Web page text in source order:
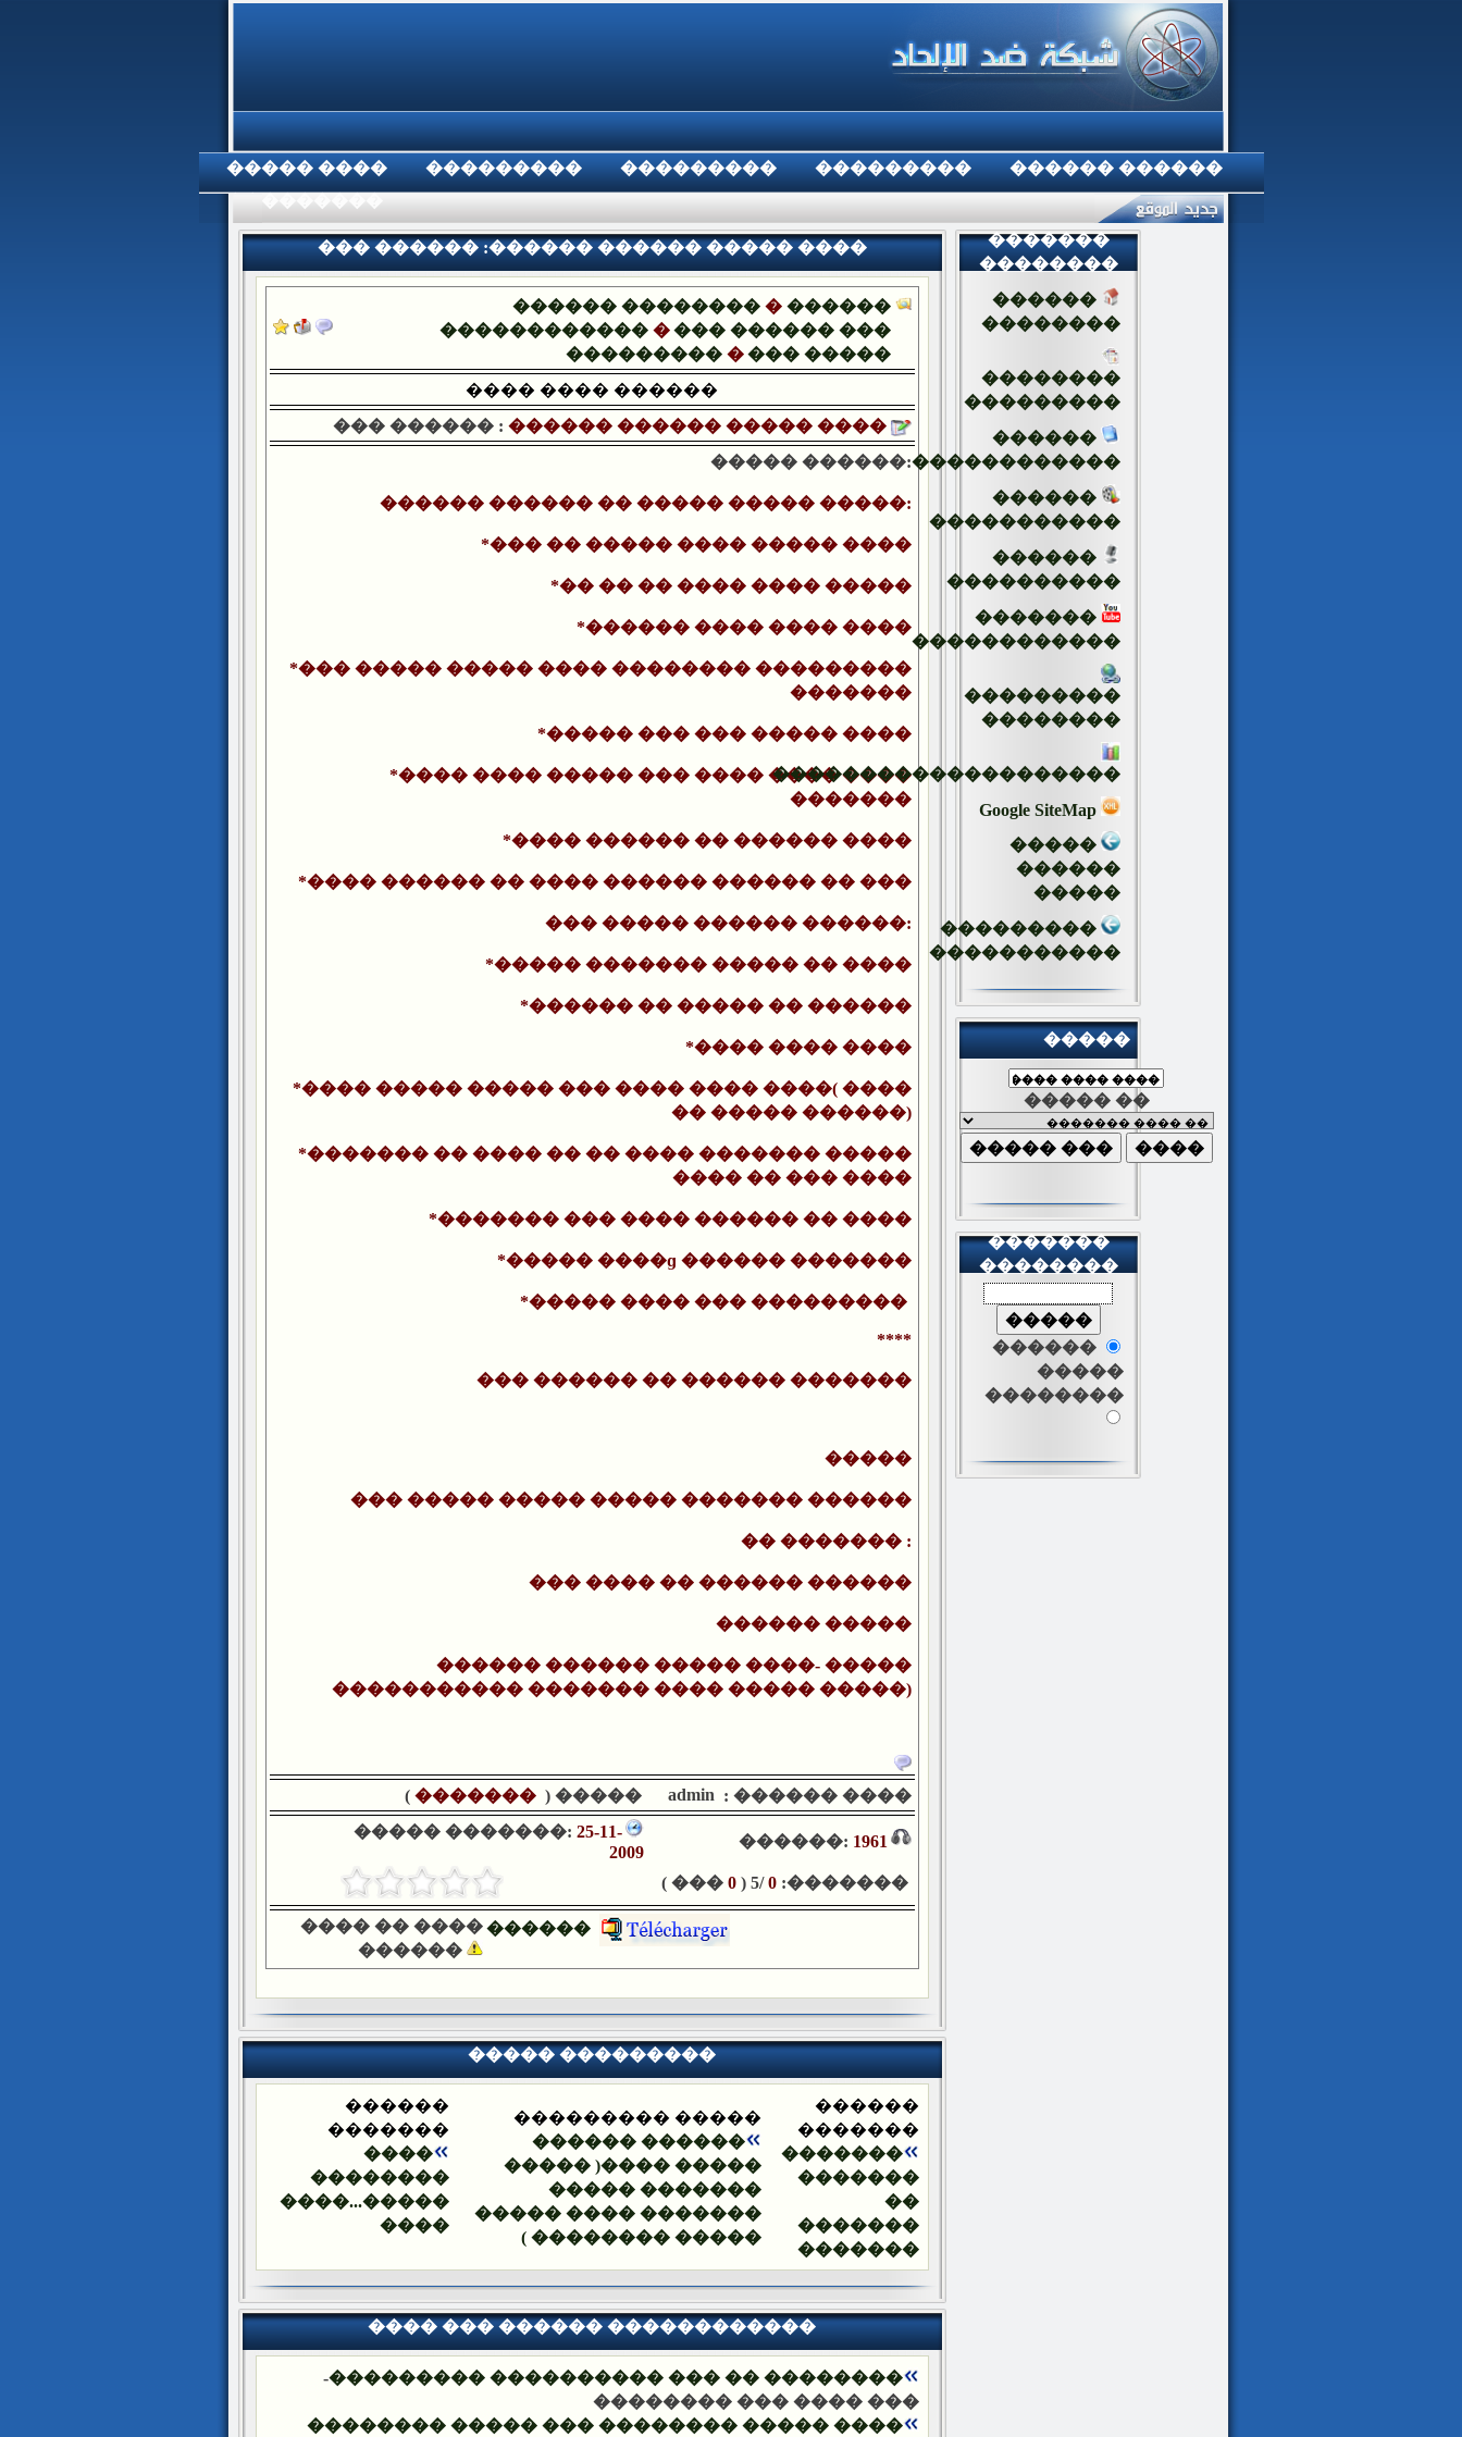
���� ����� ��������� ��������� ���������
������ ������
��� ������ :������ ������ ����� ����
������ ��������� ������
������������� ��� ������ ���
���������� ��� �����
���� ���� ������
��� ������ : ������ ������ ����� ����
����� ������:
������ ������ �� ����� ����� �����:
*��� �� ����� ���� ����� ����
*�� �� �� ���� ���� �����
*������ ���� ���� ����
*��� ����� ����� ���� �������� ���������
�������
*����� ��� ��� ����� ����
*���� ���� ����� ��� ���� ���� ����
�������
*���� ������ �� ������ ����
*���� ������ �� ���� ������ ������ �� ���
��� ����� ������ ������:
*����� ������� ����� �� ����
*������ �� ����� �� ������
*���� ���� ����
*���� ����� ����� ��� ���� ���� ����( ����
�� ����� ������)
*������� �� ���� �� �� ���� ������� �����
���� �� ��� ����
*������� ��� ���� ������ �� ����
*����� ����ɡ ������ �������
*����� ���� ��� ���������
****
��� ������ �� ������ �������
�����
��� ����� ����� ����� ������� ������
�� ������� :
��� ���� �� ������ ������
������ �����
������ ������ ����� ����- �����
����������� ������� ���� ����� �����)
���� ������ :
admin
����� (
�������
)
����� �������: 25-11-
2009
������: 1961
�������:
0
/5 (
0
��� )
���� �� ����
������
������
����� ���������
������
�������
�������
�������
��
�������
�������
����� ���������
������ ������
����� ����( �����
������� �����
������� ���� �����
����� �������� )
������
�������
����
��������
�����...����
����
���� ��� ������ ������������
�������� �� ��� ���������� ���������
-
��� ���� ��� ��������
���� ����� �������� ��� ����� ��������
�������
��������
������
��������
��������
���������
������
������������
������
�����������
������
����������
�������
������������
���������
��������
��������������������
�����
������
�����
���������
�����������
�����
����� ��
�������
��������
������
�����
��������